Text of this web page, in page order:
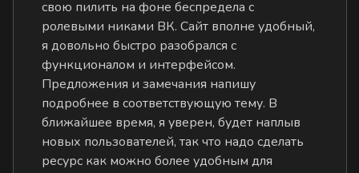
свою пилить на фоне беспредела с
ролевыми никами ВК. Сайт вполне удобный,
я довольно быстро разобрался с
функционалом и интерфейсом.
Предложения и замечания напишу
подробнее в соответствующую тему. В
ближайшее время, я уверен, будет наплыв
новых пользователей, так что надо сделать
ресурс как можно более удобным для